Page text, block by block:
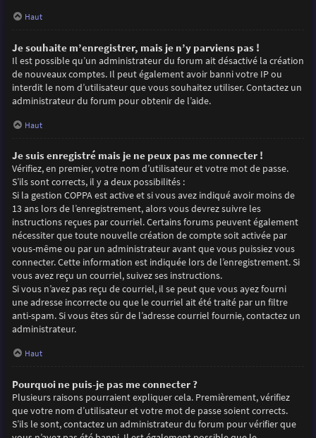
Haut
Je souhaite m’enregistrer, mais je n’y parviens pas !
Il est possible qu’un administrateur du forum ait désactivé la création
de nouveaux comptes. Il peut également avoir banni votre IP ou
interdit le nom d’utilisateur que vous souhaitez utiliser. Contactez un
administrateur du forum pour obtenir de l’aide.
Haut
Je suis enregistré mais je ne peux pas me connecter !
Vérifiez, en premier, votre nom d’utilisateur et votre mot de passe.
S’ils sont corrects, il y a deux possibilités :
Si la gestion COPPA est active et si vous avez indiqué avoir moins de
13 ans lors de l’enregistrement, alors vous devrez suivre les
instructions reçues par courriel. Certains forums peuvent également
nécessiter que toute nouvelle création de compte soit activée par
vous-même ou par un administrateur avant que vous puissiez vous
connecter. Cette information est indiquée lors de l’enregistrement. Si
vous avez reçu un courriel, suivez ses instructions.
Si vous n’avez pas reçu de courriel, il se peut que vous ayez fourni
une adresse incorrecte ou que le courriel ait été traité par un filtre
anti-spam. Si vous êtes sûr de l’adresse courriel fournie, contactez un
administrateur.
Haut
Pourquoi ne puis-je pas me connecter ?
Plusieurs raisons pourraient expliquer cela. Premièrement, vérifiez
que votre nom d’utilisateur et votre mot de passe soient corrects.
S’ils le sont, contactez un administrateur du forum pour vérifier que